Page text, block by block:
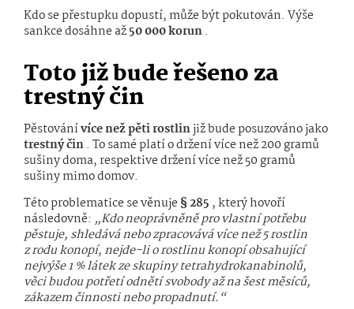
Kdo se přestupku dopustí, může být pokutován. Výše
sankce dosáhne až50 000 korun.
Toto již bude řešeno za
trestný čin
Pěstovánívíce než pěti rostlinjiž bude posuzováno jako
trestný čin. To samé platí o držení více než 200 gramů
sušiny doma, respektive držení více než 50 gramů
sušiny mimo domov.
Této problematice se věnuje § 285 , který hovoří
následovně: „Kdo neoprávněně pro vlastní potřebu
pěstuje, shledává nebo zpracovává více než 5 rostlin
z rodu konopí, nejde-li o rostlinu konopí obsahující
nejvýše 1 % látek ze skupiny tetrahydrokana­binolů,
věci budou potřetí odnětí svobody až na šest měsíců,
zákazem činnosti nebo propadnutí.“